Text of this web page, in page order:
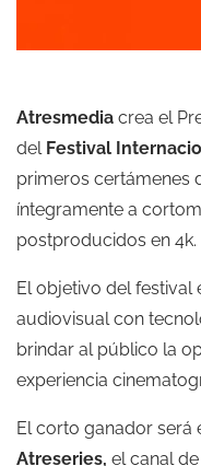
Atresmedia crea el
del Festival
primeros certámenes
íntegramente a
postproducidos en 4k.
El objetivo del festival
audiovisual con
brindar al público la
experiencia
El corto ganador
Atreseries, el canal